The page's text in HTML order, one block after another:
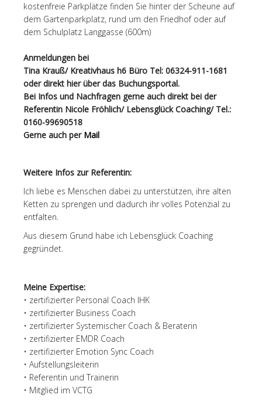
kostenfreie Parkplätze finden Sie hinter der Scheune auf
dem Gartenparkplatz, rund um den Friedhof oder auf
dem Schulplatz Langgasse (600m)
Anmeldungen bei
Tina Krauß/ Kreativhaus h6 Büro Tel: 06324-911-1681
oder direkt hier über das Buchungsportal.
Bei Infos und Nachfragen gerne auch direkt bei der
Referentin Nicole Fröhlich/ Lebensglück Coaching/ Tel.:
0160-99690518
Gerne auch per Mail
Weitere Infos zur Referentin:
Ich liebe es Menschen dabei zu unterstützen, ihre alten
Ketten zu sprengen und dadurch ihr volles Potenzial zu
entfalten.
Aus diesem Grund habe ich Lebensglück Coaching
gegründet.
Meine Expertise:
• zertifizierter Personal Coach IHK
• zertifizierter Business Coach
• zertifizierter Systemischer Coach & Beraterin
• zertifizierter EMDR Coach
• zertifizierter Emotion Sync Coach
• Aufstellungsleiterin
• Referentin und Trainerin
• Mitglied im VCTG